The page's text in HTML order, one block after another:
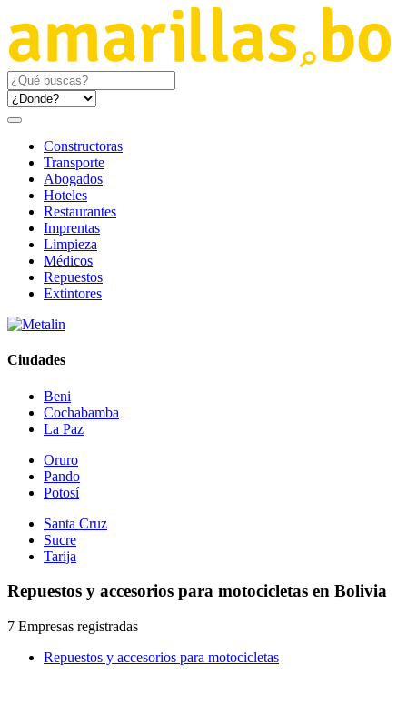
Constructoras
Transporte
Abogados
Hoteles
Restaurantes
Imprentas
Limpieza
Médicos
Repuestos
Extintores
Ciudades
Beni
Cochabamba
La Paz
Oruro
Pando
Potosí
Santa Cruz
Sucre
Tarija
Repuestos y accesorios para motocicletas en Bolivia
7 Empresas registradas
Repuestos y accesorios para motocicletas